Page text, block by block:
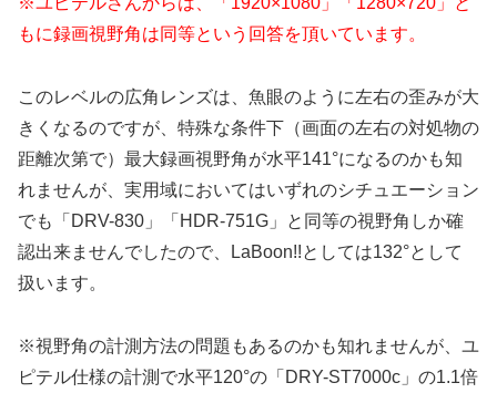
もに録画視野角は同等という回答を頂いています。
このレベルの広角レンズは、魚眼のように左右の歪みが大
きくなるのですが、特殊な条件下（画面の左右の対処物の
距離次第で）最大録画視野角が水平141°になるのかも知
れませんが、実用域においてはいずれのシチュエーション
でも「DRV-830」「HDR-751G」と同等の視野角しか確
認出来ませんでしたので、LaBoon!!としては132°として
扱います。
※視野角の計測方法の問題もあるのかも知れませんが、ユ
ピテル仕様の計測で水平120°の「DRY-ST7000c」の1.1倍